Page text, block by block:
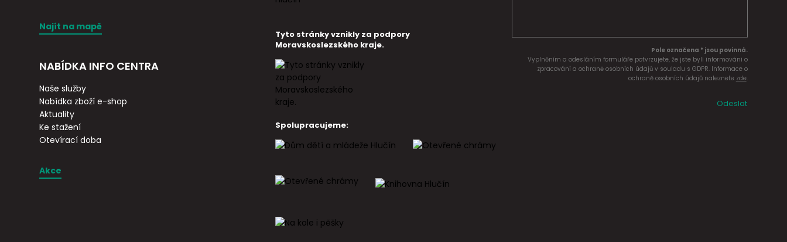
Najít na mapě
NABÍDKA INFO CENTRA
Naše služby
Nabídka zboží e-shop
Aktuality
Ke stažení
Otevírací doba
Akce
Tyto stránky vznikly za podpory
Moravskoslezského kraje.
Spolupracujeme:
Pole označena * jsou povinná.
Vyplněním a odesláním formuláře potvrzujete, že jste byli informováni o
zpracování a ochraně osobních údajů v souladu s GDPR. Informace o
ochraně osobních údajů naleznete zde.
Odeslat